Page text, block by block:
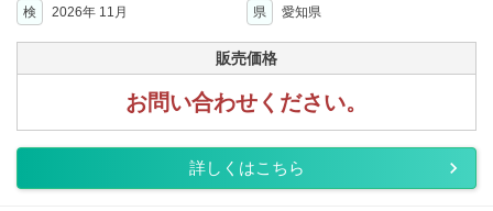
検
2026年 11月 県 愛知県
販売価格
お問い合わせください。
詳しくはこちら